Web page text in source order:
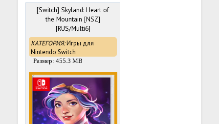
[Switch] Skyland: Heart of
the Mountain [NSZ]
[RUS/Multi6]
КАТЕГОРИЯ:Игры для
Nintendo Switch
Размер: 455.3 MB